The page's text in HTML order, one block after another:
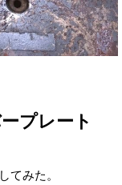
プレート
てみた。